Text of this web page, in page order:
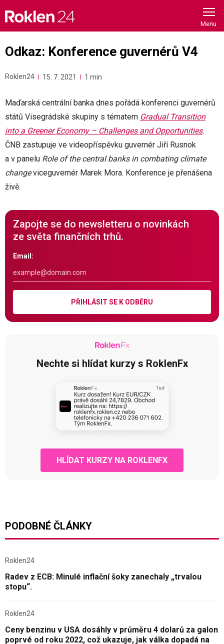
content
Odkaz: Konference guvernérů V4
Roklen24 15. 7. 2021 1 min
Maďarská centrální banka dnes pořádá konferenci guvernérů
států Visegrádské skupiny s tématem Gradual Transition
into a Greener Economy – Challenges and Opportunities.
ČNB zastupuje ve videopříspěvku guvernér Jiří Rusnok
a v panelu Role of the central banks in combating climate
changeviceguvernér Marek Mora. Konference je přenášena
živě.
Zapojte se do newsletteru o novinkách
ze světa finančních trhů.
Email:
PŘIHLÁSIT SE K ODBĚRU
Nechte si hlídat kurzy s RoklenFx
HLÍDAT KURZY NA ROKLENFX
PODOBNÉ ČLÁNKY
Roklen24
Radev z ECB: Minulé inflační šoky zanechaly „trvalou
stopu“.
Roklen24
Ceny benzinu v USA dosáhly v průměru 4 dolarů za galon
poprvé od roku 2022, což ukazuje, jak válka dopadá na